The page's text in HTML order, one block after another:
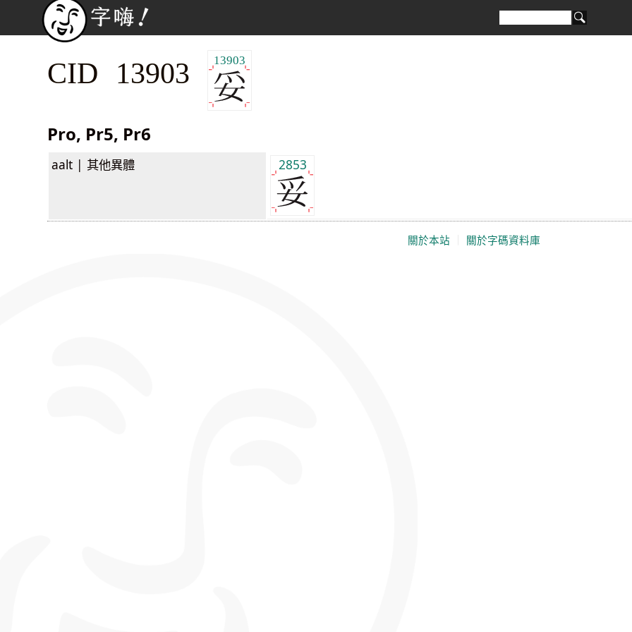
CID 13903 13903
Pro, Pr5, Pr6
aalt | 其他異體 2853
關於本站 關於字碼資料庫